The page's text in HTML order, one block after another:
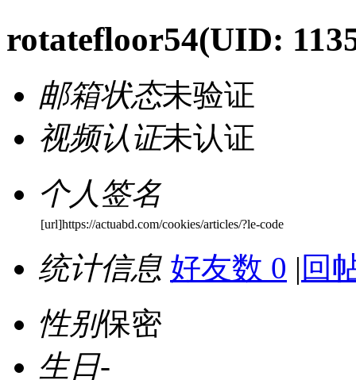
rotatefloor54(UID:
邮箱状态未验证
视频认证未认证
个人签名
[url]https://actuabd.com/cookies/articles/?le-code
统计信息 好友数 0 | 回
性别保密
生日-